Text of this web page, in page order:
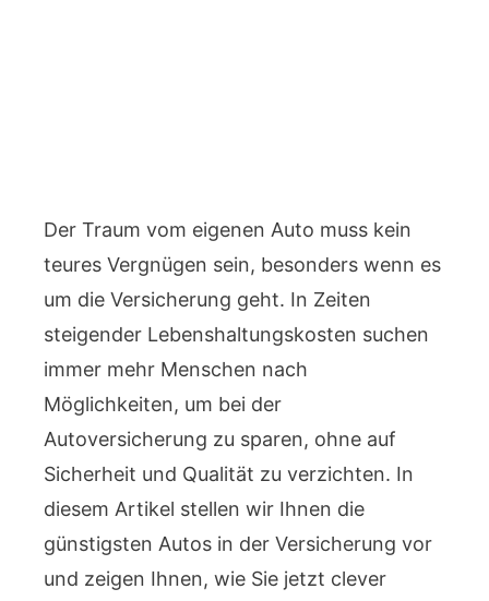
Der Traum vom eigenen Auto muss kein
teures Vergnügen sein, besonders wenn es
um die Versicherung geht. In Zeiten
steigender Lebenshaltungskosten suchen
immer mehr Menschen nach
Möglichkeiten, um bei der
Autoversicherung zu sparen, ohne auf
Sicherheit und Qualität zu verzichten. In
diesem Artikel stellen wir Ihnen die
günstigsten Autos in der Versicherung vor
und zeigen Ihnen, wie Sie jetzt clever